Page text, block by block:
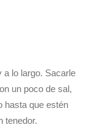
a lo largo. Sacarle
un poco de sal,
hasta que estén
tenedor.